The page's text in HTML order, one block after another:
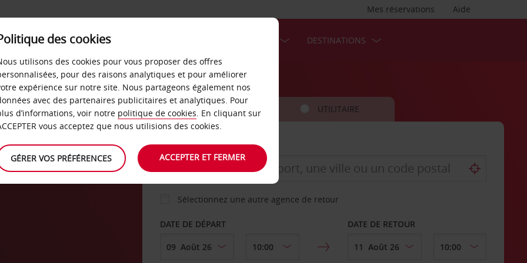
Aide
Mes réservations
LIBRE-SERVICE DESTINATIONS
VOITURE UTILITAIRE
AGENCE DE DÉPART
Sélectionnez une autre agence de retour
DATE DE DÉPART DATE DE RETOUR
des cookies
utilisons des cookies pour vous proposer des offres
pour des raisons analytiques et pour améliorer
expérience sur notre site. Nous partageons également nos
avec des partenaires publicitaires et analytiques. Pour
d’informations, voir notre politique de cookies. En cliquant sur
vous acceptez que nous utilisions des cookies.
GÉRER VOS PRÉFÉRENCES ACCEPTER ET FERMER